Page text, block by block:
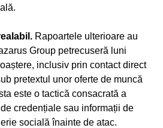
Rapoartele ulterioare au
Group petrecuseră luni
inclusiv prin contact direct
pretextul unor oferte de muncă
este o tactică consacrată a
credențiale sau informații de
socială înainte de atac.